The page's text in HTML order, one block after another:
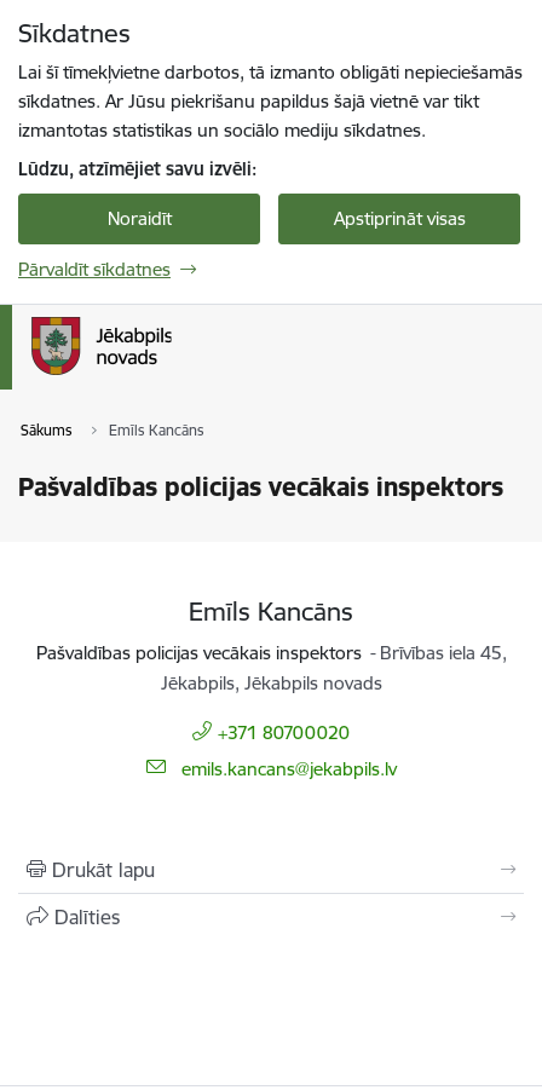
Sīkdatnes
Lai šī tīmekļvietne darbotos, tā izmanto obligāti nepieciešamās
sīkdatnes. Ar Jūsu piekrišanu papildus šajā vietnē var tikt
izmantotas statistikas un sociālo mediju sīkdatnes.
Lūdzu, atzīmējiet savu izvēli:
Noraidīt Apstiprināt visas
Pārvaldīt sīkdatnes
Sākums Emīls Kancāns
Pašvaldības policijas vecākais inspektors
Emīls Kancāns
Pašvaldības policijas vecākais inspektors
Brīvības iela 45,
Jēkabpils, Jēkabpils novads
+371 80700020
E-pasts:
emils.kancans@jekabpils.lv
Drukāt lapu
Dalīties